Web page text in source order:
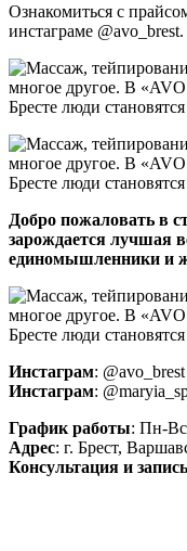
Ознакомиться с
инстаграме @avo_brest.
Добро пожаловать в
зарождается лучшая
единомышленники и
Инстаграм: @avo_brest
Инстаграм:
График работы: Пн-Вс
Адрес: г. Брест,
Консультация и